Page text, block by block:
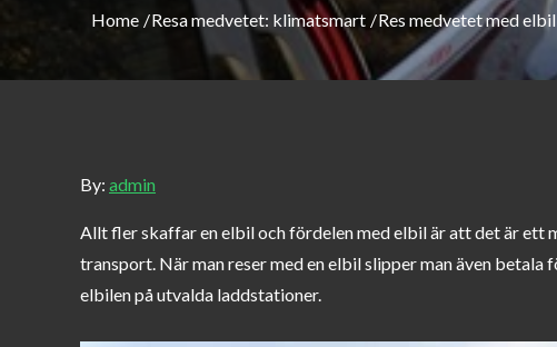
Home Resa medvetet: klimatsmart Res medvetet med
By: admin
Allt fler skaffar en elbil och fördelen med elbil är att det är
transport. När man reser med en elbil slipper man även betala
elbilen på utvalda laddstationer.